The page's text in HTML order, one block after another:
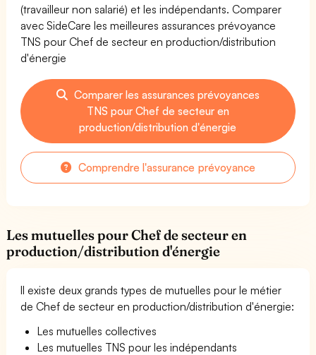
(travailleur non salarié) et les indépendants. Comparer
avec SideCare les meilleures assurances prévoyance
TNS pour Chef de secteur en production/distribution
d'énergie
Comparer les assurances prévoyances
TNS pour Chef de secteur en
production/distribution d'énergie
Comprendre l'assurance prévoyance
Les mutuelles pour Chef de secteur en
production/distribution d'énergie
Il existe deux grands types de mutuelles pour le métier
de Chef de secteur en production/distribution d'énergie:
Les mutuelles collectives
Les mutuelles TNS pour les indépendants